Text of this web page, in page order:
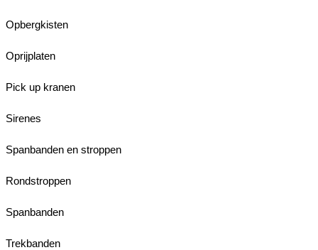
Opbergkisten
Oprijplaten
Pick up kranen
Sirenes
Spanbanden en stroppen
Rondstroppen
Spanbanden
Trekbanden